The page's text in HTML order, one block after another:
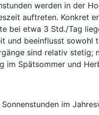
werden in der
auftreten. Konkret
bei etwa 3 Std./Tag
und beeinflusst sowohl
sind relativ stetig;
im Spätsommer und